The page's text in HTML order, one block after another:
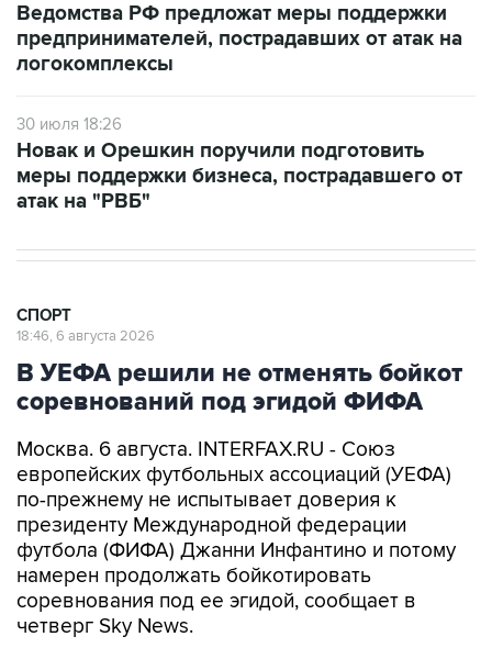
Ведомства РФ предложат меры поддержки
предпринимателей, пострадавших от атак на
логокомплексы
30 июля 18:26
Новак и Орешкин поручили подготовить
меры поддержки бизнеса, пострадавшего от
атак на "РВБ"
СПОРТ
18:46, 6 августа 2026
В УЕФА решили не отменять бойкот
соревнований под эгидой ФИФА
Москва. 6 августа. INTERFAX.RU - Союз
европейских футбольных ассоциаций (УЕФА)
по-прежнему не испытывает доверия к
президенту Международной федерации
футбола (ФИФА) Джанни Инфантино и потому
намерен продолжать бойкотировать
соревнования под ее эгидой, сообщает в
четверг Sky News.